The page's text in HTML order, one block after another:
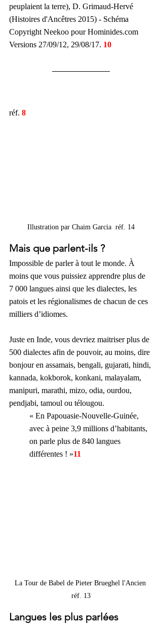
peuplaient la terre), D. Grimaud-Hervé
(Histoires d'Ancêtres 2015) - Schéma
Copyright Neekoo pour Hominides.com
Versions 27/09/12, 29/08/17. 10
réf. 8
Illustration par Chaim Garcia  réf. 14
Mais que parlent-ils ?
Impossible de parler à tout le monde. À
moins que vous puissiez apprendre plus de
7 000 langues ainsi que les dialectes, les
patois et les régionalismes de chacun de ces
milliers d’idiomes.
Juste en Inde, vous devriez maitriser plus de
500 dialectes afin de pouvoir, au moins, dire
bonjour en assamais, bengali, gujarati, hindi,
kannada, kokborok, konkani, malayalam,
manipuri, marathi, mizo, odia, ourdou,
pendjabi, tamoul ou télougou.
« En Papouasie-Nouvelle-Guinée,
avec à peine 3,9 millions d’habitants,
on parle plus de 840 langues
différentes ! »11
La Tour de Babel de Pieter Brueghel l'Ancien
réf. 13
Langues les plus parlées